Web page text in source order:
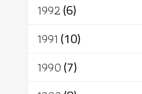
1992(6)
1991 (10)
1990(7)